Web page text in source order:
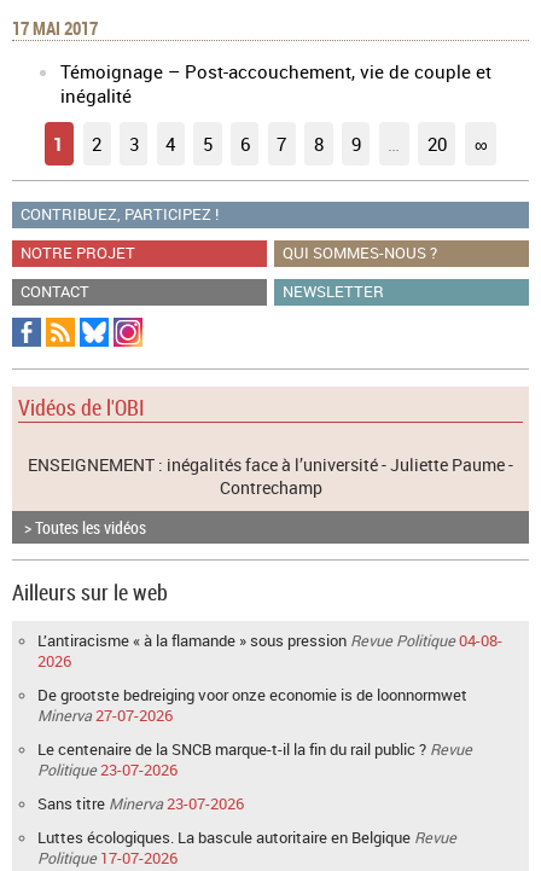
17 MAI 2017
Témoignage – Post-accouchement, vie de couple et
inégalité
1
2 3 4 5 6 7 8 9 20 ∞
CONTRIBUEZ, PARTICIPEZ !
NOTRE PROJET
QUI SOMMES-NOUS ?
CONTACT
NEWSLETTER
Vidéos de l'OBI
ENSEIGNEMENT : inégalités face à l’université - Juliette Paume -
Contrechamp
> Toutes les vidéos
Ailleurs sur le web
L’antiracisme « à la flamande » sous pression Revue Politique04-08-
2026
De grootste bedreiging voor onze economie is de loonnormwet
Minerva27-07-2026
Le centenaire de la SNCB marque-t-il la fin du rail public ? Revue
Politique23-07-2026
Sans titre Minerva23-07-2026
Luttes écologiques. La bascule autoritaire en Belgique Revue
Politique 17-07-2026